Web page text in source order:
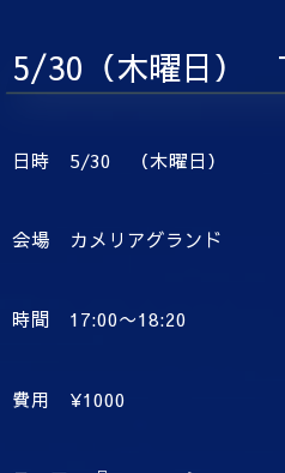
5/30（木曜日）
日時 5/30 （木曜日）
会場 カメリアグランド
時間 17:00〜18:20
費用 ¥1000